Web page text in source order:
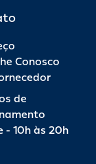
Conosco
de
- 10h às 20h